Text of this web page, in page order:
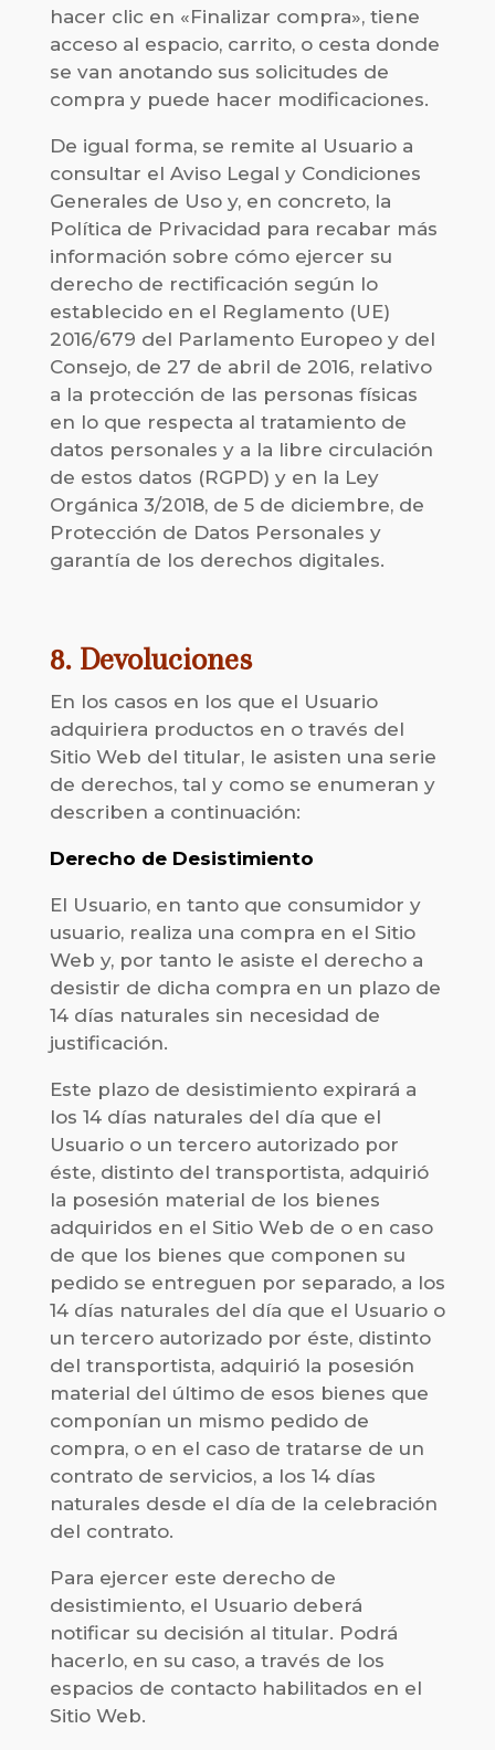
hacer clic en «Finalizar compra», tiene
acceso al espacio, carrito, o cesta donde
se van anotando sus solicitudes de
compra y puede hacer modificaciones.
De igual forma, se remite al Usuario a
consultar el Aviso Legal y Condiciones
Generales de Uso y, en concreto, la
Política de Privacidad para recabar más
información sobre cómo ejercer su
derecho de rectificación según lo
establecido en el Reglamento (UE)
2016/679 del Parlamento Europeo y del
Consejo, de 27 de abril de 2016, relativo
a la protección de las personas físicas
en lo que respecta al tratamiento de
datos personales y a la libre circulación
de estos datos (RGPD) y en la Ley
Orgánica 3/2018, de 5 de diciembre, de
Protección de Datos Personales y
garantía de los derechos digitales.
8. Devoluciones
En los casos en los que el Usuario
adquiriera productos en o través del
Sitio Web del titular, le asisten una serie
de derechos, tal y como se enumeran y
describen a continuación:
Derecho de Desistimiento
El Usuario, en tanto que consumidor y
usuario, realiza una compra en el Sitio
Web y, por tanto le asiste el derecho a
desistir de dicha compra en un plazo de
14 días naturales sin necesidad de
justificación.
Este plazo de desistimiento expirará a
los 14 días naturales del día que el
Usuario o un tercero autorizado por
éste, distinto del transportista, adquirió
la posesión material de los bienes
adquiridos en el Sitio Web de o en caso
de que los bienes que componen su
pedido se entreguen por separado, a los
14 días naturales del día que el Usuario o
un tercero autorizado por éste, distinto
del transportista, adquirió la posesión
material del último de esos bienes que
componían un mismo pedido de
compra, o en el caso de tratarse de un
contrato de servicios, a los 14 días
naturales desde el día de la celebración
del contrato.
Para ejercer este derecho de
desistimiento, el Usuario deberá
notificar su decisión al titular. Podrá
hacerlo, en su caso, a través de los
espacios de contacto habilitados en el
Sitio Web.